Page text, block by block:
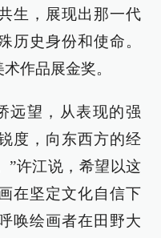
生，展现出那一代
历史身份和使命。
作品展金奖。
远望，从表现的强
度，向东西方的经
”许江说，希望以这
在坚定文化自信下
唤绘画者在田野大